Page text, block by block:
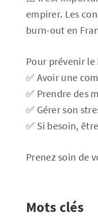
empirer. Les
burn-out en
Pour prévenir
✅ Avoir une
✅ Prendre des
✅ Gérer son
✅ Si besoin,
Prenez soin de
Mots clés